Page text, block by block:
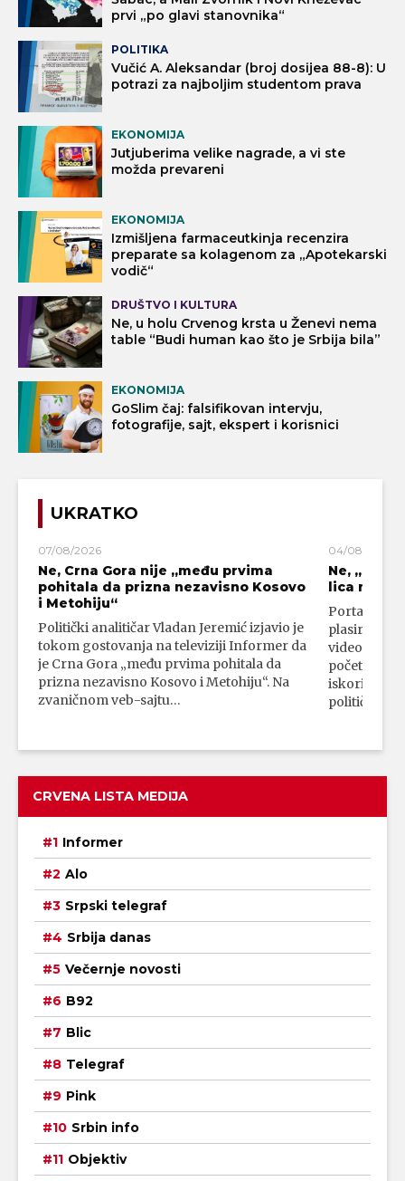
prvi „po glavi stanovnika“
POLITIKA
Vučić A. Aleksandar (broj dosijea 88-8): U
potrazi za najboljim studentom prava
EKONOMIJA
Jutjuberima velike nagrade, a vi ste
možda prevareni
EKONOMIJA
Izmišljena farmaceutkinja recenzira
preparate sa kolagenom za „Apotekarski
vodič“
DRUŠTVO I KULTURA
Ne, u holu Crvenog krsta u Ženevi nema
table “Budi human kao što je Srbija bila”
EKONOMIJA
GoSlim čaj: falsifikovan intervju,
fotografije, sajt, ekspert i korisnici
UKRATKO
07/08/2026
Ne, Crna Gora nije „među prvima
pohitala da prizna nezavisno Kosovo
i Metohiju“
Politički analitičar Vladan Jeremić izjavio je
tokom gostovanja na televiziji Informer da
je Crna Gora „među prvima pohitala da
prizna nezavisno Kosovo i Metohiju“. Na
zvaničnom veb-sajtu…
04/08/2026
Ne,
lica
Portal 24
plasirali su
video-
početka
iskorišćava
političkim
CRVENA LISTA MEDIJA
Informer
Alo
Srpski telegraf
Srbija danas
Večernje novosti
B92
Blic
Telegraf
Pink
Srbin info
Objektiv